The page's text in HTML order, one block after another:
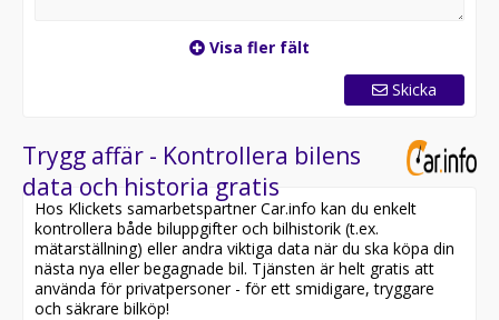
Visa fler fält
Skicka
Trygg affär - Kontrollera bilens
data och historia gratis
Hos Klickets samarbetspartner Car.info kan du enkelt
kontrollera både biluppgifter och bilhistorik (t.ex.
mätarställning) eller andra viktiga data när du ska köpa din
nästa nya eller begagnade bil. Tjänsten är helt gratis att
använda för privatpersoner - för ett smidigare, tryggare
och säkrare bilköp!